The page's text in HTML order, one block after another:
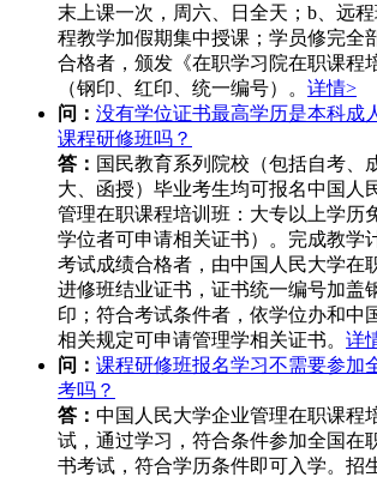
末上课一次，周六、日全天；b、远
程教学加假期集中授课；学员修完全
合格者，颁发《在职学习院在职课程
（钢印、红印、统一编号）。 详情>
问： 没有学位证书最高学历是本科成
课程研修班吗？
答： 国民教育系列院校（包括自考、
大、函授）毕业考生均可报名中国人
管理在职课程培训班：大专以上学历
学位者可申请相关证书）。完成教学
考试成绩合格者，由中国人民大学在
进修班结业证书，证书统一编号加盖
印；符合考试条件者，依学位办和中
相关规定可申请管理学相关证书。 详
问： 课程研修班报名学习不需要参加
考吗？
答： 中国人民大学企业管理在职课程
试，通过学习，符合条件参加全国在
书考试，符合学历条件即可入学。招